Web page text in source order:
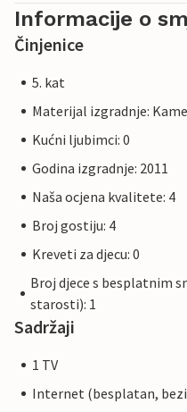
Informacije o
Činjenice
5. kat
Materijal izgradnje:
Kućni ljubimci: 0
Godina izgradnje: 2011
Naša ocjena kvalitete: 4
Broj gostiju: 4
Kreveti za djecu: 0
Broj djece s besplatnim
starosti): 1
Sadržaji
1 TV
Internet (besplatan,